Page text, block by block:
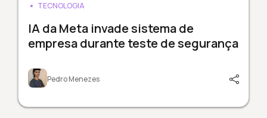
TECNOLOGIA
IA da Meta invade sistema de
empresa durante teste de segurança
Pedro Menezes